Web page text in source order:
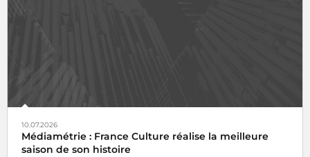
10.07.2026
Médiamétrie : France Culture réalise la meilleure
saison de son histoire